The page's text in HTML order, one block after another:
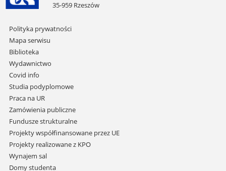
35-959 Rzeszów
Pomiń
nawigację
i
przejdź
do
treści
Polityka prywatności
Mapa serwisu
Biblioteka
Wydawnictwo
Covid info
Studia podyplomowe
Praca na UR
Zamówienia publiczne
Fundusze strukturalne
Projekty współfinansowane przez UE
Projekty realizowane z KPO
Wynajem sal
Domy studenta